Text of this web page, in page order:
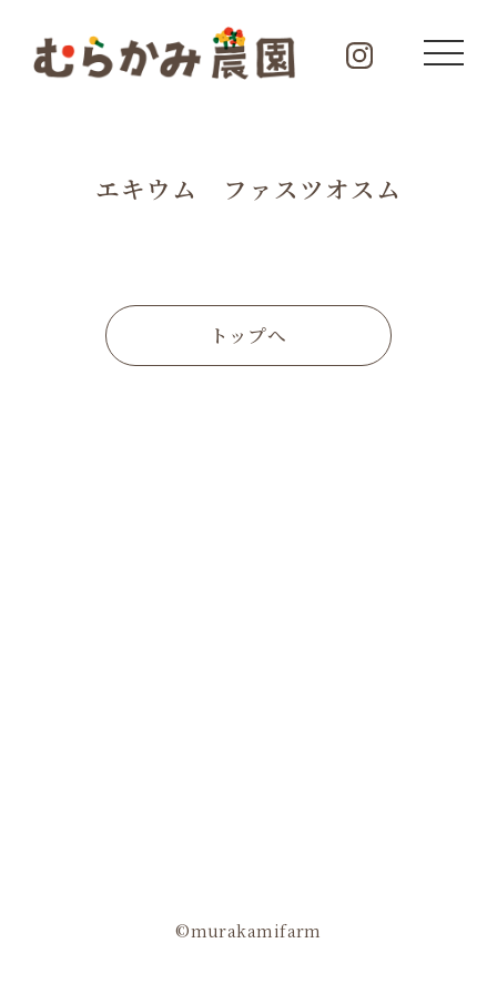
エキウム ファスツオスム
トップへ
©murakamifarm